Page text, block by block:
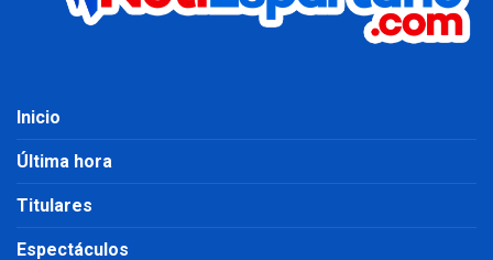
Inicio
Última hora
Titulares
Espectáculos